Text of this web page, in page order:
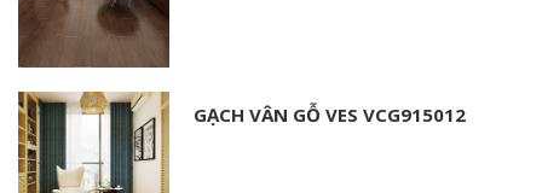
GẠCH VÂN GỖ VES VCG915012